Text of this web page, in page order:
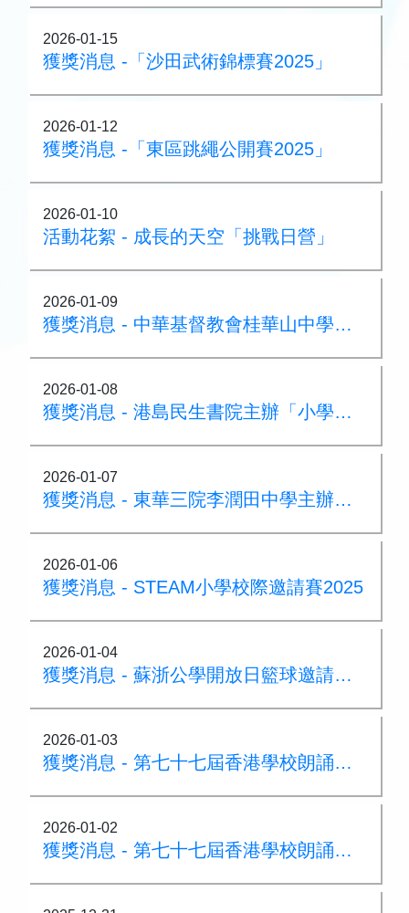
2026-01-15
獲獎消息 -「沙田武術錦標賽2025」
2026-01-12
獲獎消息 -「東區跳繩公開賽2025」
2026-01-10
活動花絮 - 成長的天空「挑戰日營」
2026-01-09
獲獎消息 - 中華基督教會桂華山中學主辦「第17屆華山盃小學三人籃球賽（第一回）及第五屆籃球機大賽」
2026-01-08
獲獎消息 - 港島民生書院主辦「小學三人籃球邀請賽」
2026-01-07
獲獎消息 - 東華三院李潤田中學主辦「機甲聯盟—灣仔及離島區」
2026-01-06
獲獎消息 - STEAM小學校際邀請賽2025
2026-01-04
獲獎消息 - 蘇浙公學開放日籃球邀請賽 亞軍
2026-01-03
獲獎消息 - 第七十七屆香港學校朗誦節普通話詩詞集誦 季軍
2026-01-02
獲獎消息 - 第七十七屆香港學校朗誦節敬師組 亞軍